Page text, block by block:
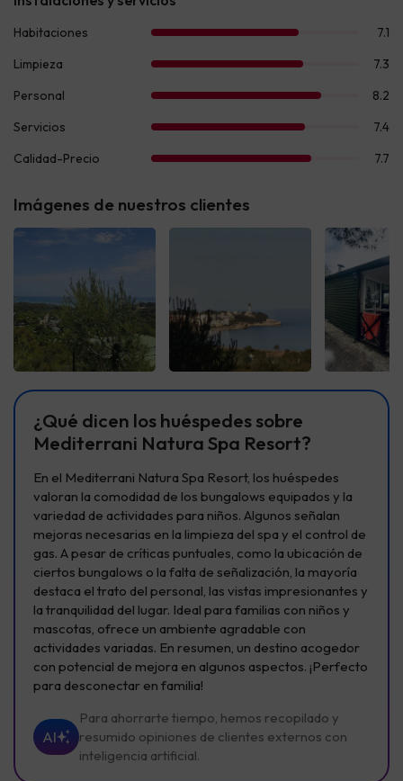
Imágenes de nuestros clientes
¿Qué dicen los huéspedes sobre
Mediterrani Natura Spa Resort?
En el Mediterrani Natura Spa Resort, los huéspedes
valoran la comodidad de los bungalows equipados y la
variedad de actividades para niños. Algunos señalan
mejoras necesarias en la limpieza del spa y el control de
gas. A pesar de críticas puntuales, como la ubicación de
ciertos bungalows o la falta de señalización, la mayoría
destaca el trato del personal, las vistas impresionantes y
la tranquilidad del lugar. Ideal para familias con niños y
mascotas, ofrece un ambiente agradable con
actividades variadas. En resumen, un destino acogedor
con potencial de mejora en algunos aspectos. ¡Perfecto
para desconectar en familia!
AI
Para ahorrarte tiempo, hemos recopilado y
resumido opiniones de clientes externos con
inteligencia artificial.